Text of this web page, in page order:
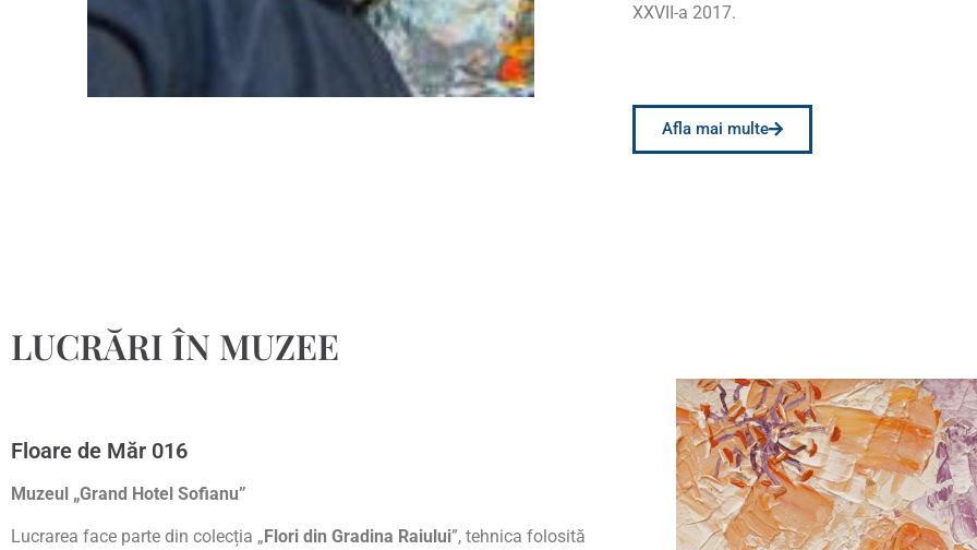
XXVII-a 2017.
Afla mai multe
LUCRĂRI ÎN MUZEE
Floare de Măr 016
Muzeul „Grand Hotel Sofianu”
Lucrarea face parte din colecția „Flori din Gradina Raiului”, tehnica folosită